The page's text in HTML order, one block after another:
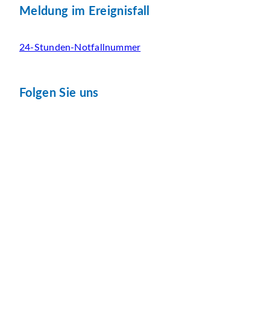
Meldung im Ereignisfall
24-Stunden-Notfallnummer
Folgen Sie uns